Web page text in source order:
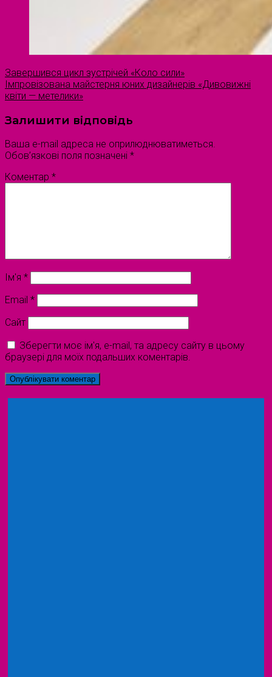
Завершився цикл зустрічей «Коло сили»
Імпровізована майстерня юних дизайнерів «Дивовижні
квіти — метелики»
Залишити відповідь
Ваша e-mail адреса не оприлюднюватиметься.
Обов’язкові поля позначені *
Коментар *
Ім'я *
Email *
Сайт
Зберегти моє ім'я, e-mail, та адресу сайту в цьому
браузері для моїх подальших коментарів.